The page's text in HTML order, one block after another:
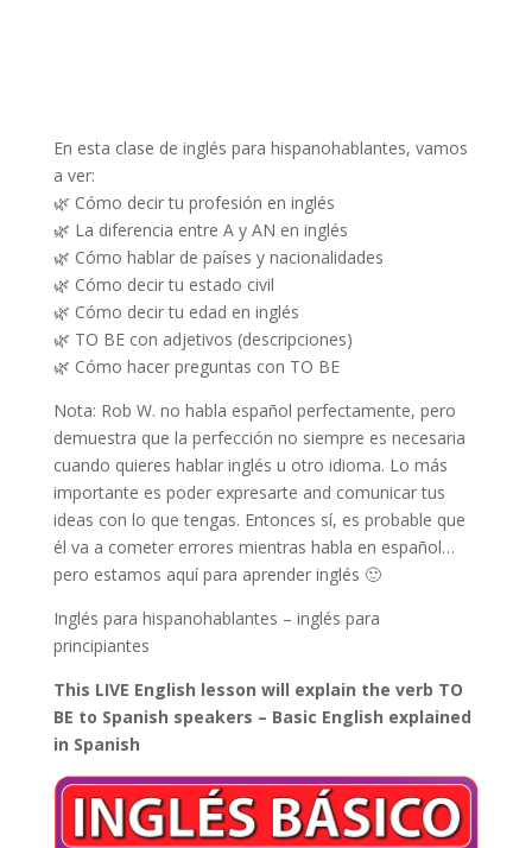
En esta clase de inglés para hispanohablantes, vamos
a ver:
🌿 Cómo decir tu profesión en inglés
🌿 La diferencia entre A y AN en inglés
🌿 Cómo hablar de países y nacionalidades
🌿 Cómo decir tu estado civil
🌿 Cómo decir tu edad en inglés
🌿 TO BE con adjetivos (descripciones)
🌿 Cómo hacer preguntas con TO BE
Nota: Rob W. no habla español perfectamente, pero
demuestra que la perfección no siempre es necesaria
cuando quieres hablar inglés u otro idioma. Lo más
importante es poder expresarte and comunicar tus
ideas con lo que tengas. Entonces sí, es probable que
él va a cometer errores mientras habla en español…
pero estamos aquí para aprender inglés 🙂
Inglés para hispanohablantes – inglés para
principiantes
This LIVE English lesson will explain the verb TO
BE to Spanish speakers – Basic English explained
in Spanish